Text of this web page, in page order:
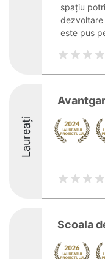
spațiu
dezvoltare
este pus
Laureați
Scoala